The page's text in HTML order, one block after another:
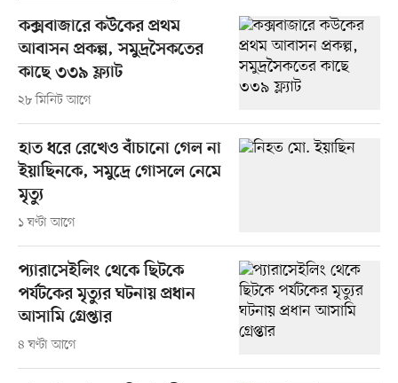
কক্সবাজারে কউকের প্রথম
আবাসন প্রকল্প, সমুদ্রসৈকতের
কাছে ৩৩৯ ফ্ল্যাট
২৮ মিনিট আগে
হাত ধরে রেখেও বাঁচানো গেল না
ইয়াছিনকে, সমুদ্রে গোসলে নেমে
মৃত্যু
১ ঘণ্টা আগে
প্যারাসেইলিং থেকে ছিটকে
পর্যটকের মৃত্যুর ঘটনায় প্রধান
আসামি গ্রেপ্তার
৪ ঘণ্টা আগে